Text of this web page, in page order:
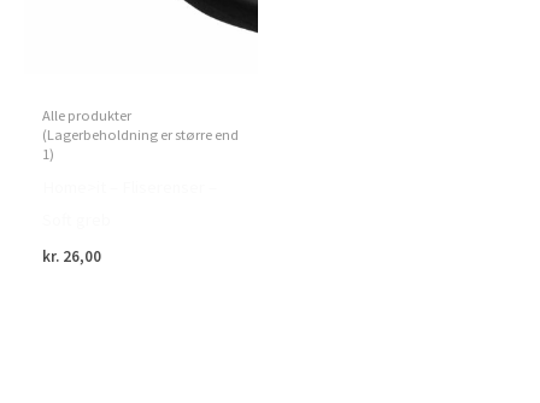
Alle produkter
(Lagerbeholdning er større end
1)
kr. 26,00